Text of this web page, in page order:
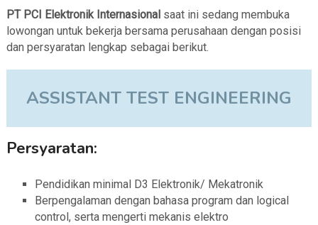
PT PCI Elektronik Internasional saat ini sedang membuka
lowongan untuk bekerja bersama perusahaan dengan posisi
dan persyaratan lengkap sebagai berikut.
ASSISTANT TEST ENGINEERING
Persyaratan:
Pendidikan minimal D3 Elektronik/ Mekatronik
Berpengalaman dengan bahasa program dan logical
control, serta mengerti mekanis elektro